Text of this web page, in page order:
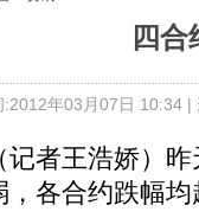
四合
:2012年03月07日 10:34 |
王浩娇）昨
各合约跌幅均